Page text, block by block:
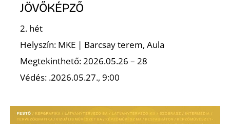
JÖVŐKÉPZŐ
2. hét
Helyszín: MKE | Barcsay terem, Aula
Megtekinthető: 2026.05.26 – 28
Védés: .2026.05.27., 9:00